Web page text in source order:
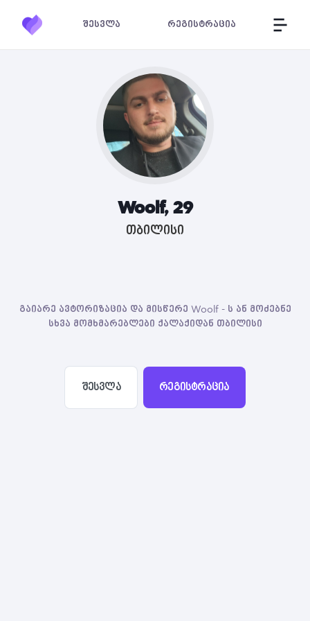
შესვლა რეგისტრაცია
Woolf, 29
თბილისი
გაიარე ავტორიზაცია და მისწერე Woolf - ს ან მოძებნე
სხვა მომხმარებლები ქალაქიდან თბილისი
შესვლა რეგისტრაცია